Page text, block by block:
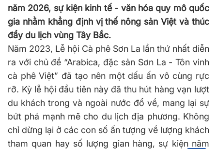
năm 2026, sự kiện kinh tế - văn hóa quy mô quốc
gia nhằm khẳng định vị thế nông sản Việt và thúc
đẩy du lịch vùng Tây Bắc.
Năm 2023, Lễ hội Cà phê Sơn La lần thứ nhất diễn
ra với chủ đề “Arabica, đặc sản Sơn La - Tôn vinh
cà phê Việt” đã tạo nên một dấu ấn vô cùng rực
rỡ. Kỳ lễ hội đầu tiên này đã thu hút hàng vạn lượt
du khách trong và ngoài nước đổ về, mang lại sự
bứt phá mạnh mẽ cho du lịch địa phương. Không
chỉ dừng lại ở các con số ấn tượng về lượng khách
tham quan hay số lượng gian hàng, sự kiện năm